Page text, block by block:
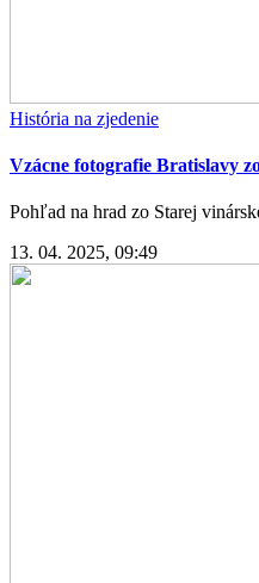
História na zjedenie
Vzácne fotografie Bratislavy
Pohľad na hrad zo Starej
13. 04. 2025, 09:49